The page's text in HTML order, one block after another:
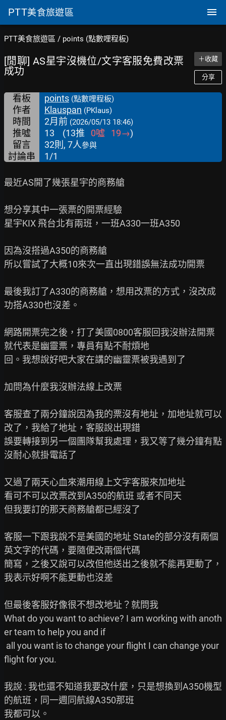
PTT美食旅遊區
PTT美食旅遊區 / points (點數哩程板)
[閒聊] AS星宇沒機位/文字客服免費改票
成功
＋收藏
分享
看板 points (點數哩程板)
作者 Klauspan (PKlaus)
時間 2月前 (2026/05/13 18:46)
推噓 13 (13推 0噓 19→)
留言
32則, 7人參與
討論串 1/1
最近AS開了幾張星宇的商務艙
想分享其中一張票的開票經驗
星宇KIX 飛台北有兩班，一班A330一班A350
因為沒搭過A350的商務艙
所以嘗試了大概10來次一直出現錯誤無法成功開票
最後我訂了A330的商務艙，想用改票的方式，沒改成
功搭A330也沒差。
網路開票完之後，打了美國0800客服回我沒辦法開票
就代表是幽靈票，專員有點不耐煩地
回。我想說好吧大家在講的幽靈票被我遇到了
加問為什麼我沒辦法線上改票
客服查了兩分鐘說因為我的票沒有地址，加地址就可以
改了，我給了地址，客服說出現錯
誤要轉接到另一個團隊幫我處理，我又等了幾分鐘有點
沒耐心就掛電話了
又過了兩天心血來潮用線上文字客服來加地址
看可不可以改票改到A350的航班 或者不同天
但我要訂的那天商務艙都已經沒了
客服一下跟我說不是美國的地址 State的部分沒有兩個
英文字的代碼，要隨便改兩個代碼
簡寫，之後又說可以改但他送出之後就不能再更動了，
我表示好啊不能更動也沒差
但最後客服好像很不想改地址？就問我
What do you want to achieve? I am working with anoth
er team to help you and if
flight for you.
我說 : 我也還不知道我要改什麼，只是想換到A350機型
的航班，同一週同航線A350那班
我都可以。